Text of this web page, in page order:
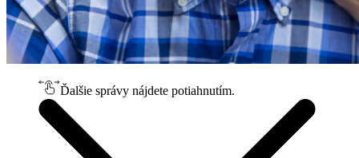
Ďalšie správy nájdete potiahnutím.